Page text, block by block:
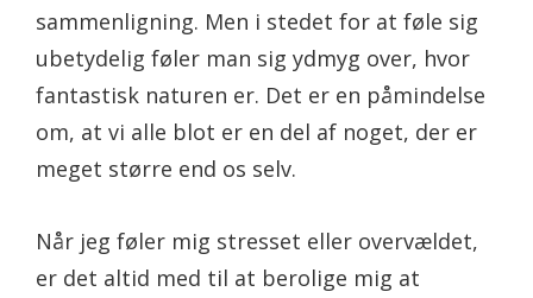
sammenligning. Men i stedet for at føle sig
ubetydelig føler man sig ydmyg over, hvor
fantastisk naturen er. Det er en påmindelse
om, at vi alle blot er en del af noget, der er
meget større end os selv.
Når jeg føler mig stresset eller overvældet,
er det altid med til at berolige mig at